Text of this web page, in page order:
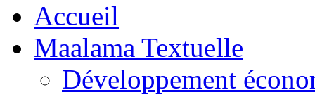
Accueil
Maalama Textuelle
Développement